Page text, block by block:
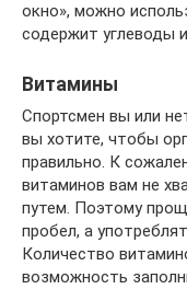
окно», можно
содержит углеводы
Витамины
Спортсмен вы или
вы хотите, чтобы
правильно. К
витаминов вам не
путем. Поэтому
пробел, а
Количество
возможность